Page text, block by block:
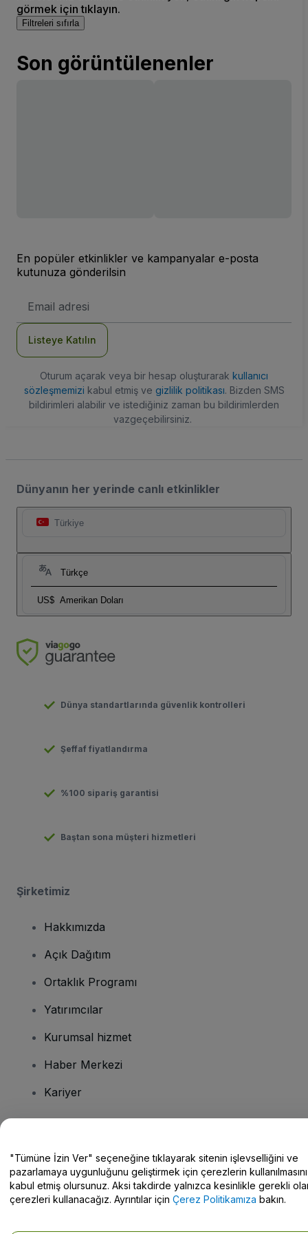
görmek için tıklayın.
Filtreleri sıfırla
Son görüntülenenler
En popüler etkinlikler ve kampanyalar e-posta
kutunuza gönderilsin
posta
Listeye Katılın
Oturum açarak veya bir hesap oluşturarak kullanıcı
sözleşmemizi kabul etmiş ve gizlilik politikası. Bizden SMS
bildirimleri alabilir ve istediğiniz zaman bu bildirimlerden
vazgeçebilirsiniz.
Dünyanın her yerinde canlı etkinlikler
Türkiye
Türkçe
US$ Amerikan Doları
Dünya standartlarında güvenlik kontrolleri
Şeffaf fiyatlandırma
%100 sipariş garantisi
Baştan sona müşteri hizmetleri
Şirketimiz
Hakkımızda
Açık Dağıtım
Ortaklık Programı
Yatırımcılar
Kurumsal hizmet
Haber Merkezi
Kariyer
Yardım Merkezi / Bize Ulaşın
"Tümüne İzin Ver" seçeneğine tıklayarak sitenin işlevselliğini ve
pazarlamaya uygunluğunu geliştirmek için çerezlerin kullanılmasını
kabul etmiş olursunuz. Aksi takdirde yalnızca kesinlikle gerekli
çerezleri kullanacağız. Ayrıntılar için Çerez Politikamıza bakın.